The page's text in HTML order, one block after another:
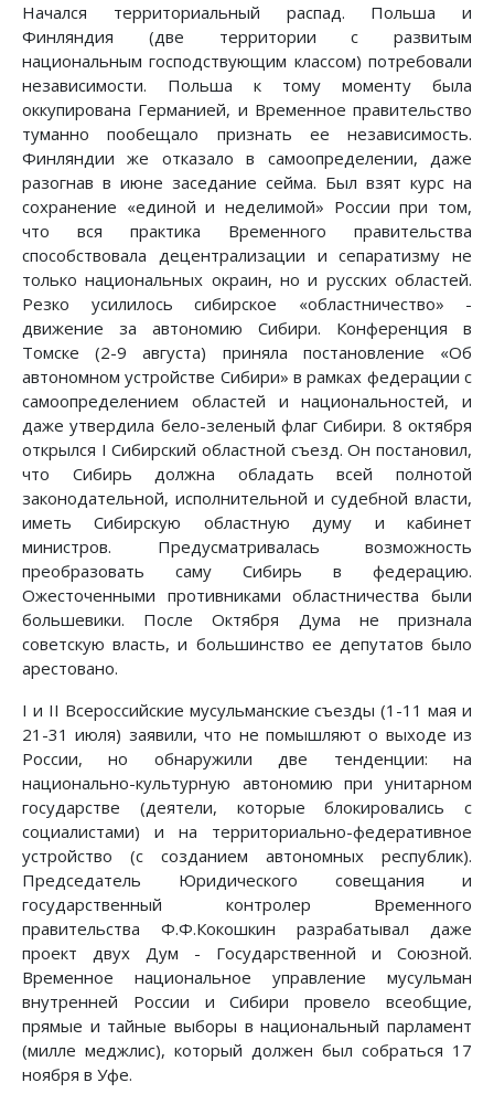
Начался территориальный распад. Польша и
Финляндия (две территории с развитым
национальным господствующим классом) потребовали
независимости. Польша к тому моменту была
оккупирована Германией, и Временное правительство
туманно пообещало признать ее независимость.
Финляндии же отказало в самоопределении, даже
разогнав в июне заседание сейма. Был взят курс на
сохранение «единой и неделимой» России при том,
что вся практика Временного правительства
способствовала децентрализации и сепаратизму не
только национальных окраин, но и русских областей.
Резко усилилось сибирское «областничество» -
движение за автономию Сибири. Конференция в
Томске (2-9 августа) приняла постановление «Об
автономном устройстве Сибири» в рамках федерации с
самоопределением областей и национальностей, и
даже утвердила бело-зеленый флаг Сибири. 8 октября
открылся I Сибирский областной съезд. Он постановил,
что Сибирь должна обладать всей полнотой
законодательной, исполнительной и судебной власти,
иметь Сибирскую областную думу и кабинет
министров. Предусматривалась возможность
преобразовать саму Сибирь в федерацию.
Ожесточенными противниками областничества были
большевики. После Октября Дума не признала
советскую власть, и большинство ее депутатов было
арестовано.
I и II Всероссийские мусульманские съезды (1-11 мая и
21-31 июля) заявили, что не помышляют о выходе из
России, но обнаружили две тенденции: на
национально-культурную автономию при унитарном
государстве (деятели, которые блокировались с
социалистами) и на территориально-федеративное
устройство (с созданием автономных республик).
Председатель Юридического совещания и
государственный контролер Временного
правительства Ф.Ф.Кокошкин разрабатывал даже
проект двух Дум - Государственной и Союзной.
Временное национальное управление мусульман
внутренней России и Сибири провело всеобщие,
прямые и тайные выборы в национальный парламент
(милле меджлис), который должен был собраться 17
ноября в Уфе.